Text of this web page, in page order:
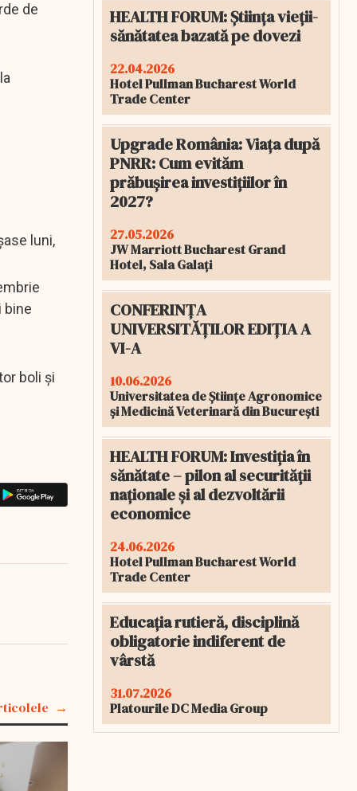
de
luni,
bine
boli şi
HEALTH FORUM: Știința vieții-
sănătatea bazată pe dovezi
22.04.2026
Hotel Pullman Bucharest World
Trade Center
Upgrade România: Viața după
PNRR: Cum evităm
prăbușirea investițiilor în
2027?
27.05.2026
JW Marriott Bucharest Grand
Hotel, Sala Galați
CONFERINȚA
UNIVERSITĂȚILOR EDIȚIA A
VI-A
10.06.2026
Universitatea de Științe Agronomice
și Medicină Veterinară din București
HEALTH FORUM: Investiția în
sănătate – pilon al securității
naționale și al dezvoltării
economice
24.06.2026
Hotel Pullman Bucharest World
Trade Center
Educația rutieră, disciplină
obligatorie indiferent de
vârstă
31.07.2026
Platourile DC Media Group